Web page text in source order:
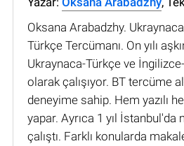
Oksana Arabadzhy.
Türkçe Tercümanı. On yılı
Ukraynaca-Türkçe ve
olarak çalışıyor. BT tercüme
deneyime sahip. Hem yazılı
yapar. Ayrıca 1 yıl
çalıştı. Farklı konularda